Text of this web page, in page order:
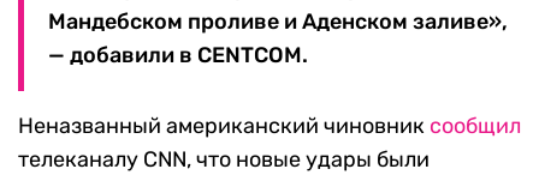
Мандебском проливе и Аденском заливе»,
— добавили в CENTCOM.
Неназванный американский чиновник сообщил
телеканалу CNN, что новые удары были